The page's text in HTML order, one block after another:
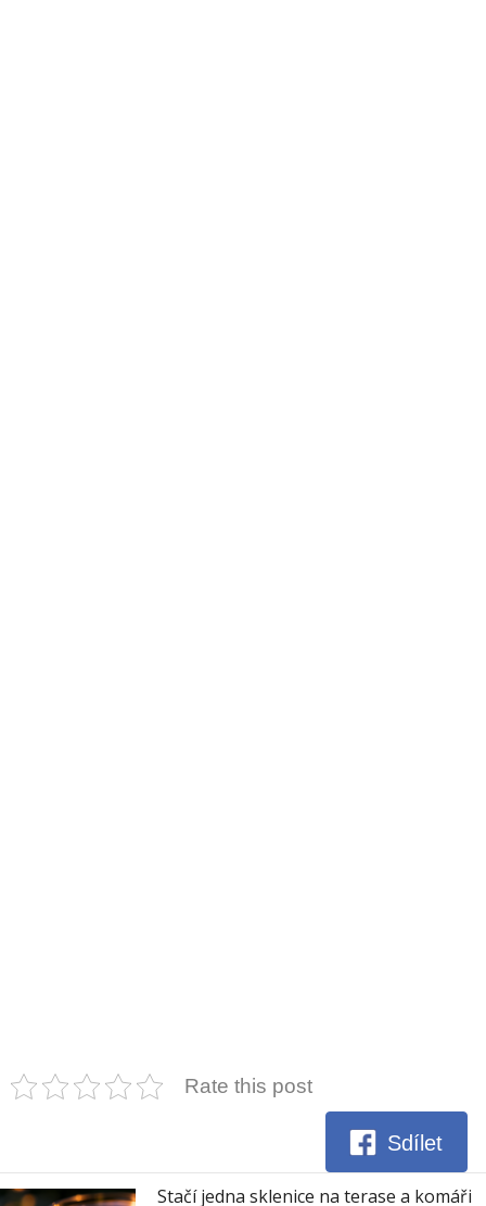
Rate this post
Sdílet
Stačí jedna sklenice na terase a komáři